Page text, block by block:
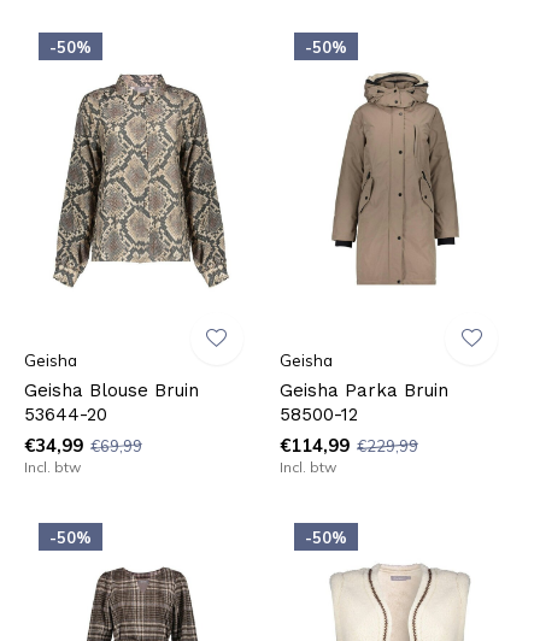
-50%
Geisha
Geisha Blouse Bruin
53644-20
€34,99 €69,99
Incl. btw
-50%
Geisha
Geisha Parka Bruin
58500-12
€114,99 €229,99
Incl. btw
-50% -50%